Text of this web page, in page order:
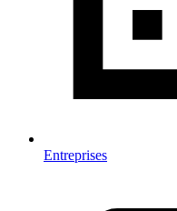
Entreprises